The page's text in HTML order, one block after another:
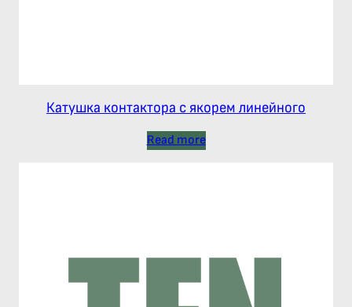
Катушка контактора с якорем линейного
Read more